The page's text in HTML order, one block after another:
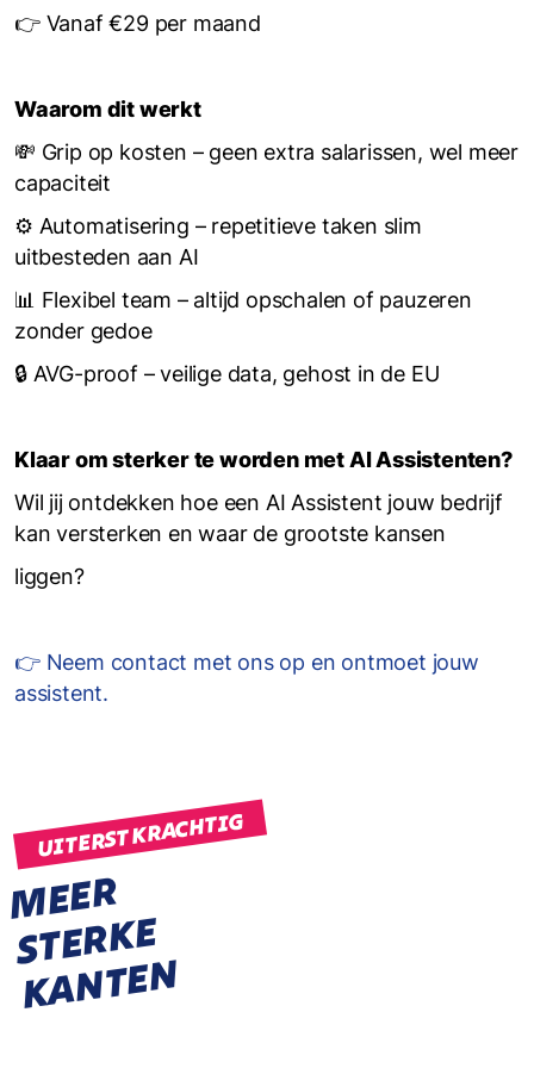
👉 Vanaf €29 per maand
Waarom dit werkt
💸 Grip op kosten – geen extra salarissen, wel meer
capaciteit
⚙ Automatisering – repetitieve taken slim
uitbesteden aan AI
📊 Flexibel team – altijd opschalen of pauzeren
zonder gedoe
🔒 AVG-proof – veilige data, gehost in de EU
Klaar om sterker te worden met AI Assistenten?
Wil jij ontdekken hoe een AI Assistent jouw bedrijf
kan versterken en waar de grootste kansen
liggen?
👉 Neem contact met ons op en ontmoet jouw
assistent.
UITERST KRACHTIG
M
E
E
R
S
T
E
R
K
E
K
A
N
T
E
N